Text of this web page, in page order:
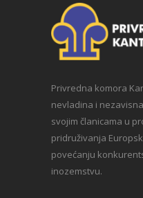
Privredna komora
nevladina i
svojim članicama u
pridruživanja
povećanju
inozemstvu.